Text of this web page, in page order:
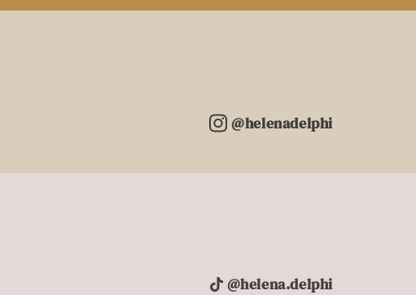
0:30
@helenadelphi
@helena.delphi